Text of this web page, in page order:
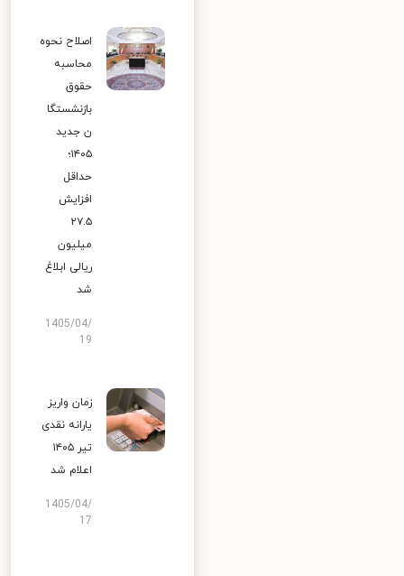
اصلاح نحوه
محاسبه
حقوق
بازنشستگا
ن جدید
۱۴۰۵؛
حداقل
افزایش
۲۷.۵
میلیون
ریالی ابلاغ
شد
1405/04/
19
زمان واریز
یارانه نقدی
تیر ۱۴۰۵
اعلام شد
1405/04/
17